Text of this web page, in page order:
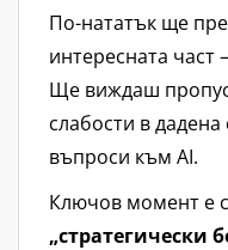
По-нататък ще
интересната част –
Ще виждаш
слабости в
въпроси към AI.
Ключов момент е
„стратегически